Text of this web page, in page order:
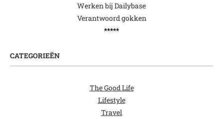
Werken bij Dailybase
Verantwoord gokken
*****
CATEGORIEËN
The Good Life
Lifestyle
Travel